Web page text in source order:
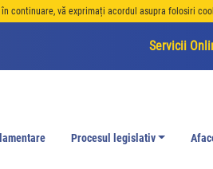
continuare, vă exprimați acordul asupra folosiri
Servicii
Procesul legislativ